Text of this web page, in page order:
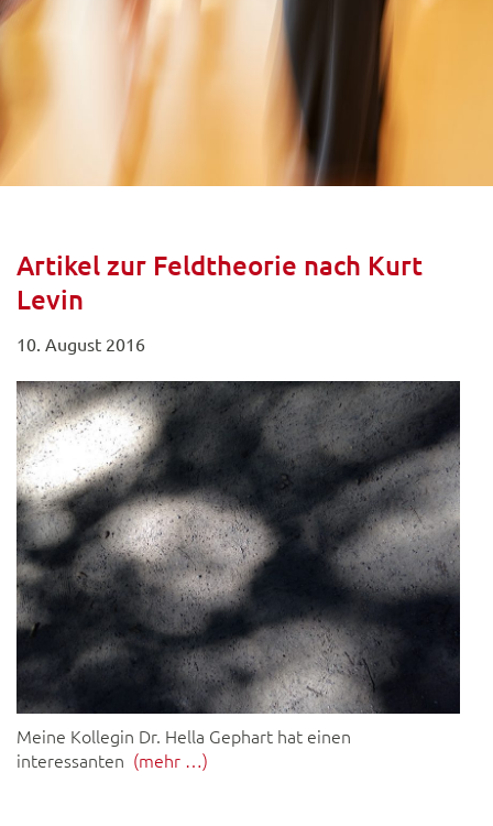
Artikel zur Feldtheorie nach Kurt
Levin
10. August 2016
Meine Kollegin Dr. Hella Gephart hat einen
interessanten (mehr …)